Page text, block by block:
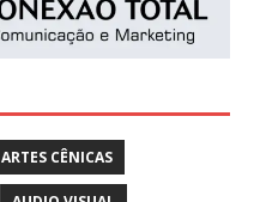
ARTES CÊNICAS